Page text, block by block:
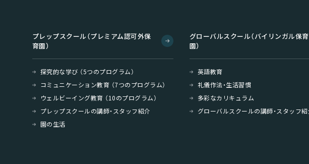
プレップスクール（プレミアム認可外保
育園）
探究的な学び （5つのプログラム）
コミュニケーション教育 （7つのプログラム）
ウェルビーイング教育 （10のプログラム）
プレップスクールの講師・スタッフ紹介
園の生活
グローバルスクール（バイリンガル保育
園）
英語教育
礼儀作法・生活習慣
多彩なカリキュラム
グローバルスクールの講師・スタッフ紹